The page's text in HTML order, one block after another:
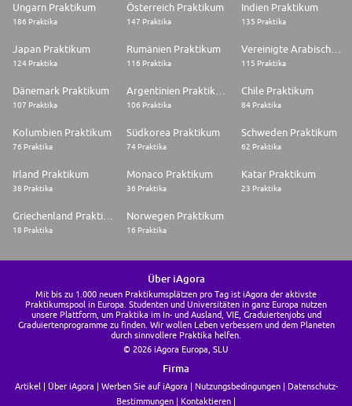
Ungarn Praktikum
186 Praktika
Österreich Praktikum
147 Praktika
Indien Praktikum
135 Praktika
Japan Praktikum
124 Praktika
Rumänien Praktikum
116 Praktika
Vereinigte Arabische Emirate Praktikum
115 Praktika
Dänemark Praktikum
107 Praktika 106 Praktika
Chile Praktikum
84 Praktika
Kolumbien Praktikum
76 Praktika
Südkorea Praktikum
74 Praktika
Schweden Praktikum
62 Praktika
Irland Praktikum
38 Praktika
Monaco Praktikum
36 Praktika
Katar Praktikum
23 Praktika
18 Praktika
Norwegen Praktikum
16 Praktika
Über iAgora
Mit bis zu 1.000 neuen Praktikumsplätzen pro Tag ist iAgora der aktivste
Praktikumspool in Europa. Studenten und Universitäten in ganz Europa nutzen
unsere Plattform, um Praktika im In- und Ausland, VIE, Graduiertenjobs und
Graduiertenprogramme zu finden. Wir wollen Leben verbessern und dem Planeten
durch sinnvollere Praktika helfen.
© 2026 iAgora Europa, SLU
Firma
Artikel Über iAgora Werben Sie auf iAgora Nutzungsbedingungen
Datenschutz-
Bestimmungen
Kontaktieren